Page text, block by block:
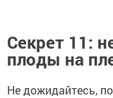
Секрет 11:
плоды на
Не дожидайтесь,